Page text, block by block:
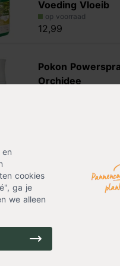
cookies
ga je
we alleen
Voeding Vloeib
op voorraad
12,99
Pokon
Orchidee
Orchidee wit
11,99